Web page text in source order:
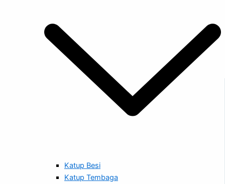
Katup Besi
Katup Tembaga